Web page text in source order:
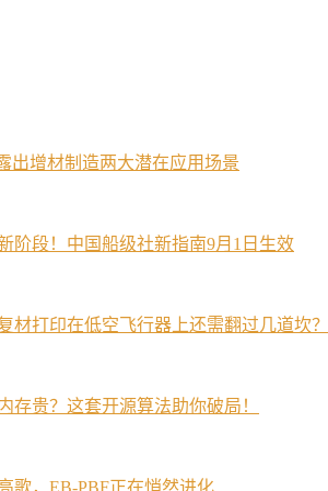
出增材制造两大潜在应用场景
阶段！中国船级社新指南9月1日生效
材打印在低空飞行器上还需翻过几道坎？
存贵？这套开源算法助你破局！